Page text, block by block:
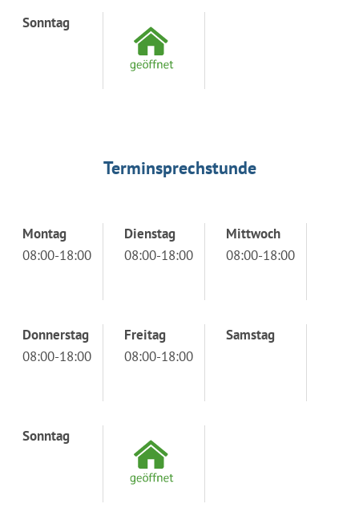
Sonntag
Terminsprechstunde
Montag
08:00-18:00
Dienstag
08:00-18:00
Mittwoch
08:00-18:00
Donnerstag
08:00-18:00
Freitag
08:00-18:00
Samstag
Sonntag